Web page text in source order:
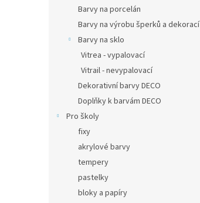
Barvy na porcelán
Barvy na výrobu šperků a dekorací
Barvy na sklo
Vitrea - vypalovací
Vitrail - nevypalovací
Dekorativní barvy DECO
Doplňky k barvám DECO
Pro školy
fixy
akrylové barvy
tempery
pastelky
bloky a papíry